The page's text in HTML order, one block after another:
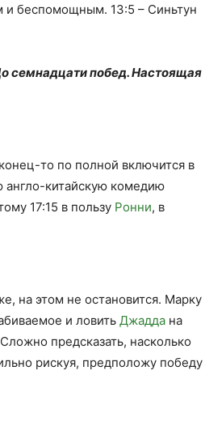
и беспомощным. 13:5 – Синьтун
семнадцати побед. Настоящая
то по полной включится в
англо-китайскую комедию
17:15 в пользу Ронни, в
на этом не остановится. Марку
и ловить Джадда на
предсказать, насколько
рискуя, предположу победу